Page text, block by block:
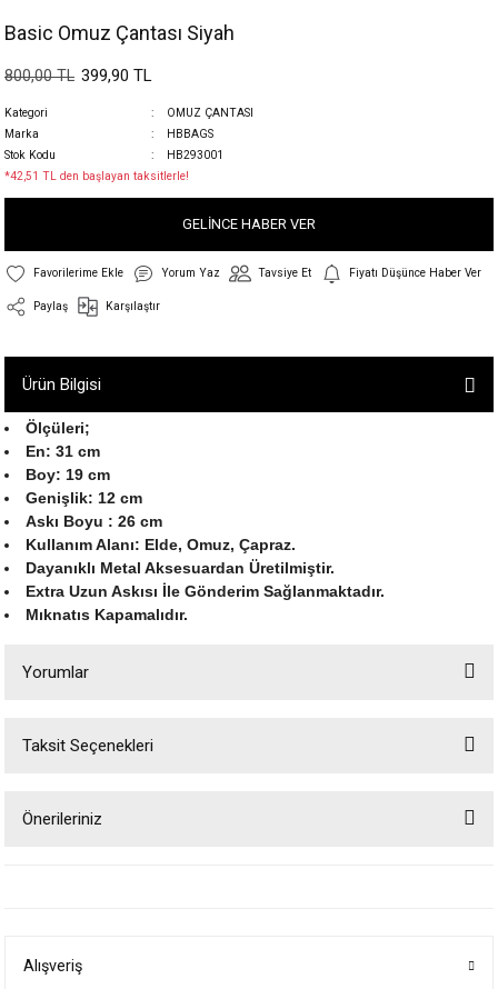
Basic Omuz Çantası Siyah
800,00 TL 399,90 TL
Kategori
OMUZ ÇANTASI
Marka
HBBAGS
Stok Kodu
HB293001
*42,51 TL den başlayan taksitlerle!
GELİNCE HABER VER
Yorum Yaz Tavsiye Et Fiyatı Düşünce Haber Ver
Paylaş Karşılaştır
Ürün Bilgisi
Ölçüleri;
En: 31 cm
Boy: 19 cm
Genişlik: 12 cm
Askı Boyu : 26 cm
Kullanım Alanı: Elde, Omuz, Çapraz.
Dayanıklı Metal Aksesuardan Üretilmiştir.
Extra Uzun Askısı İle Gönderim Sağlanmaktadır.
Mıknatıs Kapamalıdır.
Yorumlar
Taksit Seçenekleri
Önerileriniz
Alışveriş